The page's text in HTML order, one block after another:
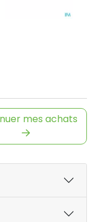
mes achats